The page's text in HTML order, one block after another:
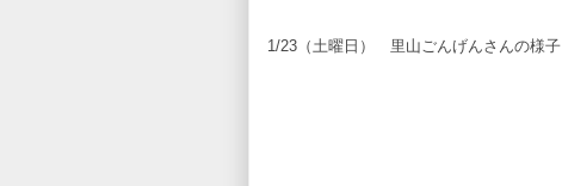
1/23（土曜日） 里山ごんげんさんの様子